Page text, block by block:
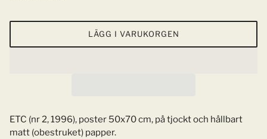
LÄGG I VARUKORGEN
ETC (nr 2, 1996), poster 50x70 cm, på tjockt och hållbart
matt (obestruket) papper.